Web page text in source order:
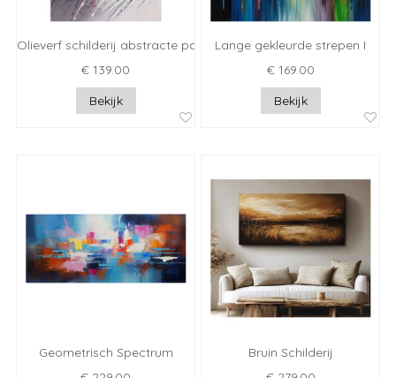
Olieverf schilderij abstracte papegaai
€ 139.00
Bekijk
Lange gekleurde strepen I
€ 169.00
Bekijk
Geometrisch Spectrum
Bruin Schilderij